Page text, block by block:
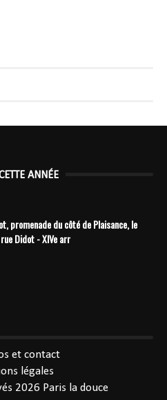
ANNÉE
promenade du côté de Plaisance, le
Didot - XIVe arr
et contact
légales
2026 Paris la douce